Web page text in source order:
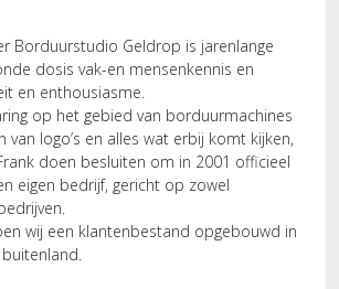
Borduurstudio Geldrop is jarenlange
dosis vak-en mensenkennis en
en enthousiasme.
op het gebied van borduurmachines
van logo’s en alles wat erbij komt kijken,
doen besluiten om in 2001 officieel
eigen bedrijf, gericht op zowel
wij een klantenbestand opgebouwd in